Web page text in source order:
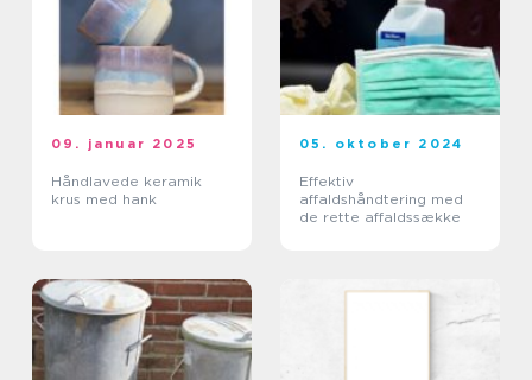
09. januar 2025
Håndlavede keramik
krus med hank
05. oktober 2024
Effektiv
affaldshåndtering med
de rette affaldssække